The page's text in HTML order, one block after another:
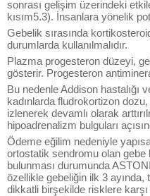
sonrası gelişim üzerindeki
kısım5.3). İnsanlara yönelik
Gebelik sırasında
durumlarda kullanılmalıdır.
Plazma progesteron düzeyi,
gösterir. Progesteron
Bu nedenle Addison hastalığı
kadınlarda fludrokortizon
izlenerek devamlı olarak
hipoadrenalizm bulguları
Ödeme eğilim nedeniyle
ortostatik sendromu olan gebe
bulunması durumunda
özellikle gebeliğin ilk 3
dikkatli birşekilde risklere karşı